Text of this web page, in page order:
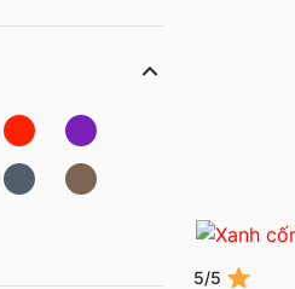
5/5